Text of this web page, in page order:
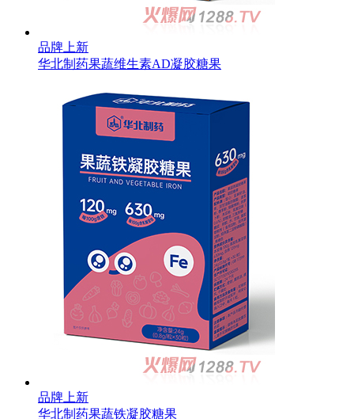
品牌上新
华北制药果蔬维生素AD凝胶糖果
品牌上新
华北制药果蔬铁凝胶糖果